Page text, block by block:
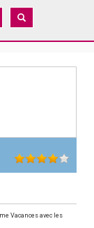
Vacances avec les